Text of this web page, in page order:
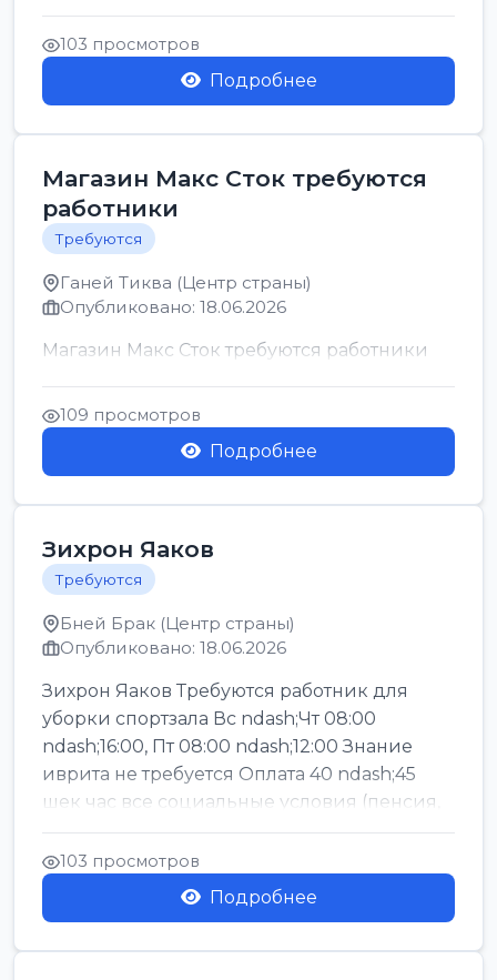
позицию возможна дом...
103 просмотров
Подробнее
Магазин Макс Сток требуются
работники
Требуются
Ганей Тиква (Центр страны)
Опубликовано: 18.06.2026
Магазин Макс Сток требуются работники
109 просмотров
Подробнее
Зихрон Яаков
Требуются
Бней Брак (Центр страны)
Опубликовано: 18.06.2026
Зихрон Яаков Требуются работник для
уборки спортзала Вс ndash;Чт 08:00
ndash;16:00, Пт 08:00 ndash;12:00 Знание
иврита не требуется Оплата 40 ndash;45
шек час все социальные условия (пенсия,
керен ишт...
103 просмотров
Подробнее